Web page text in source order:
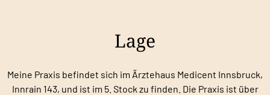
Lage
Meine Praxis befindet sich im Ärztehaus Medicent Innsbruck,
Innrain 143, und ist im 5. Stock zu finden. Die Praxis ist über